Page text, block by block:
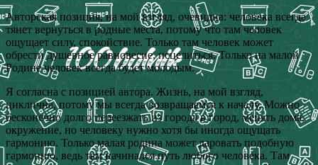
Авторская позиция, на мой взгляд, очевидна: человека всегда
тянет вернуться в родные места, потому что там человек
ощущает силу, спокойствие. Только там человек может
обрести душевное равновесие, исцелиться. Только на малой
Родине человек всегда будет молодым.
Я согласна с позицией автора. Жизнь, на мой взгляд,
циклична, потому мы всегда возвращаемся к началу. Можно
бесконечно долго переезжать из города в город, менять дома,
окружение, но человеку нужно хотя бы иногда ощущать
гармонию. Только малая родина может даровать подобную
гармонию, ведь там начинался путь любого человека. Там